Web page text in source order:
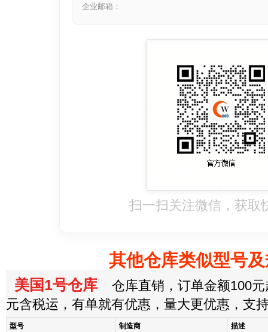
企业邮箱：
扫一扫关注微信，获取
其他仓库类似型号
美国1号仓库 仓库直销，订单金额100元
元含税运，有单就有优惠，量大更优惠，支
型号 制造商
描述